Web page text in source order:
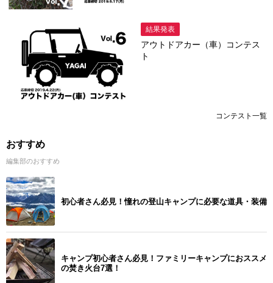
結果発表
アウトドアカー（車）コンテス
ト
コンテスト一覧
おすすめ
編集部のおすすめ
初心者さん必見！憧れの登山キャンプに必要な道具・装備
キャンプ初心者さん必見！ファミリーキャンプにおススメ
の焚き火台7選！